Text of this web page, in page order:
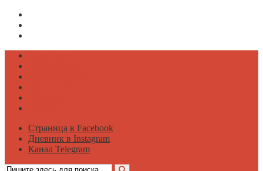
Страница в Facebook
Дневник в Instagram
Канал Telegram